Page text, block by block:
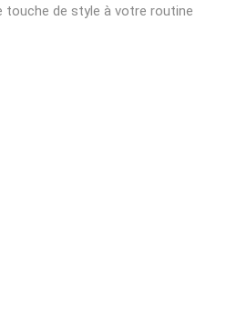
de style à votre routine